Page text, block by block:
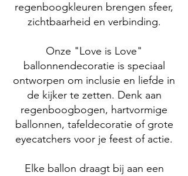
regenboogkleuren brengen sfeer,
zichtbaarheid en verbinding.
Onze "Love is Love"
ballonnendecoratie is speciaal
ontworpen om inclusie en liefde in
de kijker te zetten. Denk aan
regenboogbogen, hartvormige
ballonnen, tafeldecoratie of grote
eyecatchers voor je feest of actie.
Elke ballon draagt bij aan een